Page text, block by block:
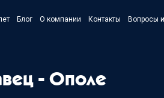
Блог О компании Контакты Вопросы
- Ополе